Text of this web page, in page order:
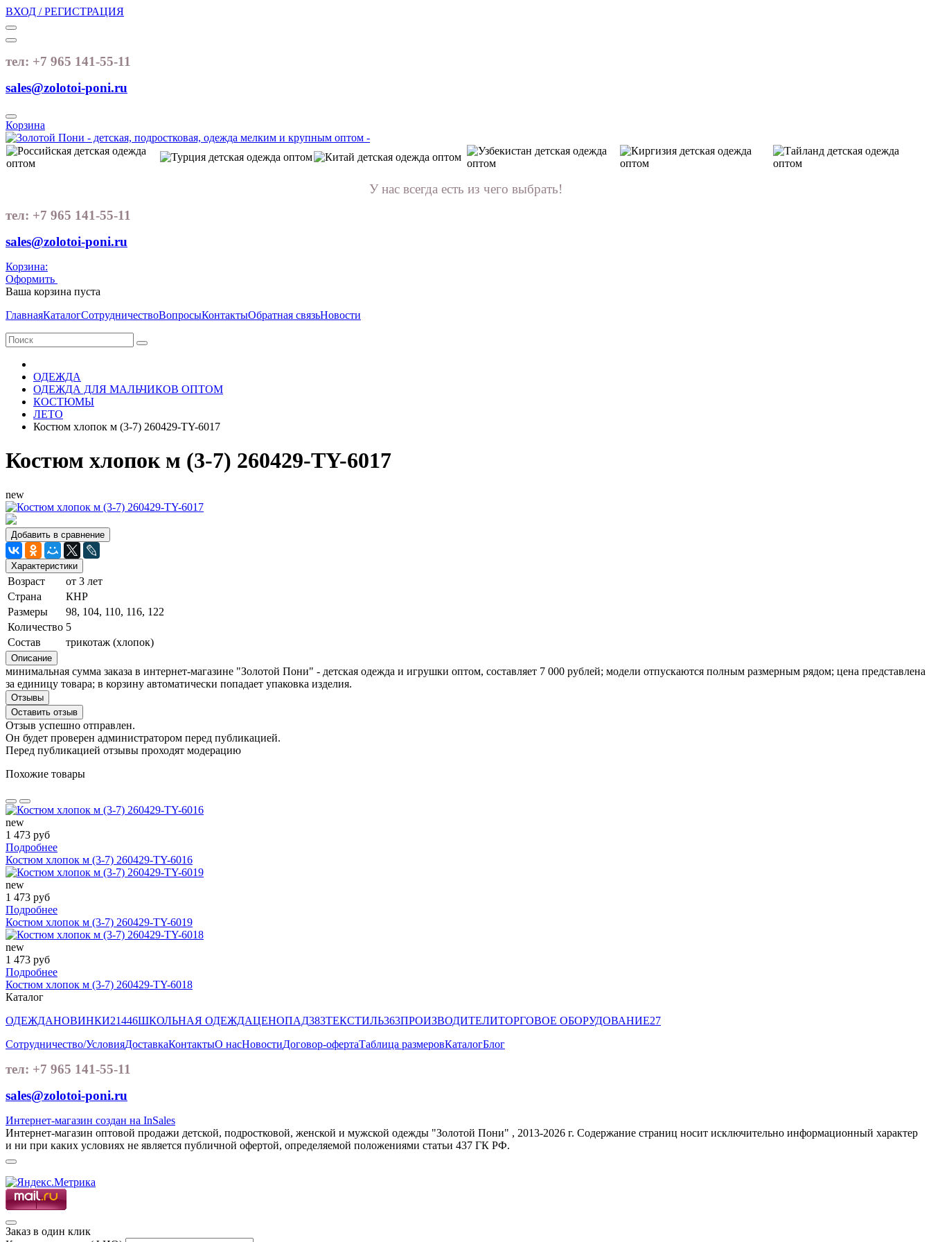
ВХОД / РЕГИСТРАЦИЯ
тел: +7 965 141-55-11
sales@zolotoi-poni.ru
Корзина
У нас всегда есть из чего выбрать!
тел: +7 965 141-55-11
sales@zolotoi-poni.ru
Корзина:
Оформить
Ваша корзина пуста
ГлавнаяКаталогСотрудничествоВопросыКонтактыОбратная связьНовости
ОДЕЖДА
ОДЕЖДА ДЛЯ МАЛЬЧИКОВ ОПТОМ
КОСТЮМЫ
ЛЕТО
Костюм хлопок м (3-7) 260429-TY-6017
Костюм хлопок м (3-7) 260429-TY-6017
new
Добавить в сравнение
Характеристики
Возраст
от 3 лет
Страна
КНР
Размеры
98, 104, 110, 116, 122
Количество 5
Состав
трикотаж (хлопок)
Описание
минимальная сумма заказа в интернет-магазине "Золотой Пони" - детская одежда и игрушки оптом, составляет 7 000 рублей; модели отпускаются полным размерным рядом; цена представлена
за единицу товара; в корзину автоматически попадает упаковка изделия.
Отзывы
Оставить отзыв
Отзыв успешно отправлен.
Он будет проверен администратором перед публикацией.
Перед публикацией отзывы проходят модерацию
Похожие товары
new
1 473 руб
Подробнее
Костюм хлопок м (3-7) 260429-TY-6016
new
1 473 руб
Подробнее
Костюм хлопок м (3-7) 260429-TY-6019
new
1 473 руб
Подробнее
Костюм хлопок м (3-7) 260429-TY-6018
Каталог
ОДЕЖДАНОВИНКИ21446ШКОЛЬНАЯ ОДЕЖДАЦЕНОПАД383ТЕКСТИЛЬ363ПРОИЗВОДИТЕЛИТОРГОВОЕ ОБОРУДОВАНИЕ27
Сотрудничество/УсловияДоставкаКонтактыО насНовостиДоговор-офертаТаблица размеровКаталогБлог
тел: +7 965 141-55-11
sales@zolotoi-poni.ru
Интернет-магазин создан на InSales
Интернет-магазин оптовой продажи детской, подростковой, женской и мужской одежды "Золотой Пони" , 2013-2026 г. Содержание страниц носит исключительно информационный характер
и ни при каких условиях не является публичной офертой, определяемой положениями статьи 437 ГК РФ.
Заказ в один клик